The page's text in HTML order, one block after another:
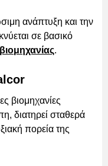
ανάπτυξη και την
σε βασικό
βιομηχανίας.
βιομηχανίες
διατηρεί σταθερά
πορεία της